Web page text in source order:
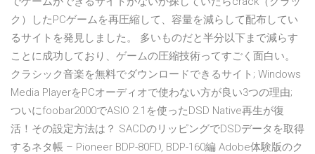
ク）したPCゲームを再圧縮して、容量を減らして配布してい
るサイトを発見しました。 多いものだと半分以下まで減らす
ことに成功しており、ゲームの圧縮技術ってすごく面白い。
クラシック音楽を無料でダウンロードできるサイト; Windows
Media PlayerをPCオーディオで使わない方が良い3つの理由;
ついにfoobar2000でASIO 2.1を使ったDSD Native再生が復
活！その設定方法は？ SACDのリッピングでDSDデータを取得
するネタ帳 – Pioneer BDP-80FD, BDP-160編 Adobe体験版のク